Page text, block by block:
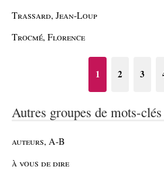
Trassard, Jean-Loup
Trocmé, Florence
1 2 3
Autres groupes de mots-clés
auteurs, A-B
à vous de dire